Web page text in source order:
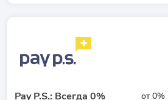
Pay P.S.: Всегда 0%
от 0%